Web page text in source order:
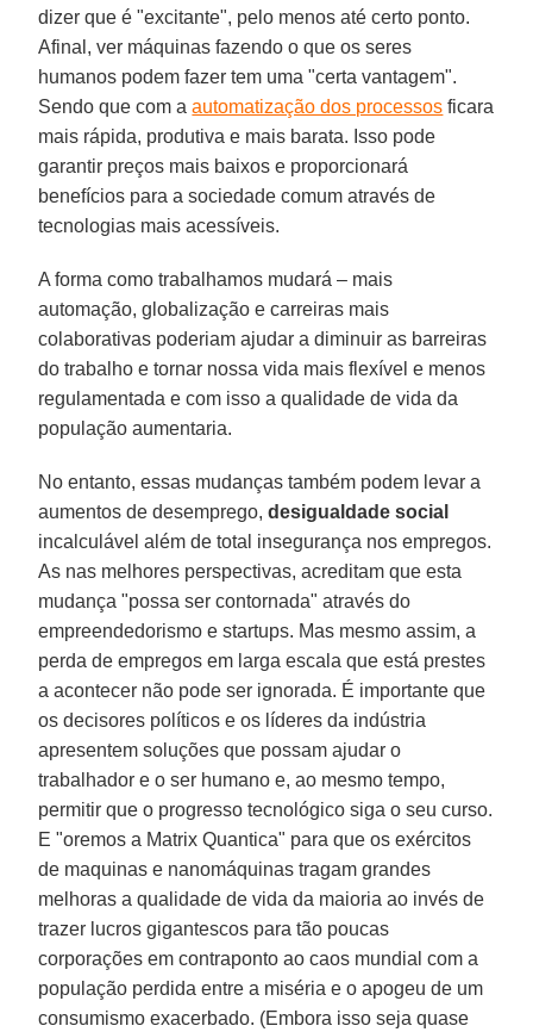
dizer que é "excitante", pelo menos até certo ponto.
Afinal, ver máquinas fazendo o que os seres
humanos podem fazer tem uma "certa vantagem".
Sendo que com aautomatização dos processos ficara
mais rápida, produtiva e mais barata. Isso pode
garantir preços mais baixos e proporcionará
benefícios para a sociedade comum através de
tecnologias mais acessíveis.
A forma como trabalhamos mudará – mais
automação, globalização e carreiras mais
colaborativas poderiam ajudar a diminuir as barreiras
do trabalho e tornar nossa vida mais flexível e menos
regulamentada e com isso a qualidade de vida da
população aumentaria.
No entanto, essas mudanças também podem levar a
aumentos de desemprego,desigualdade social
incalculável além de total insegurança nos empregos.
As nas melhores perspectivas, acreditam que esta
mudança "possa ser contornada" através do
empreendedorismo e startups. Mas mesmo assim, a
perda de empregos em larga escala que está prestes
a acontecer não pode ser ignorada. É importante que
os decisores políticos e os líderes da indústria
apresentem soluções que possam ajudar o
trabalhador e o ser humano e, ao mesmo tempo,
permitir que o progresso tecnológico siga o seu curso.
E "oremos a Matrix Quantica" para que os exércitos
de maquinas e nanomáquinas tragam grandes
melhoras a qualidade de vida da maioria ao invés de
trazer lucros gigantescos para tão poucas
corporações em contraponto ao caos mundial com a
população perdida entre a miséria e o apogeu de um
consumismo exacerbado. (Embora isso seja quase